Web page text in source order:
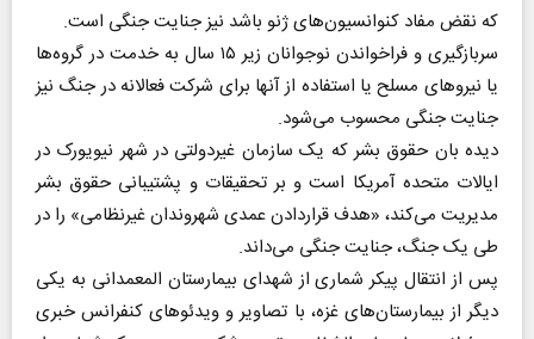
که نقض مفاد کنوانسیون‌های ژنو باشد نیز جنایت جنگی است.
سربازگیری و فراخواندن نوجوانان زیر ۱۵ سال به خدمت در گروه‌ها
یا نیروهای مسلح یا استفاده از آنها برای شرکت فعالانه در جنگ نیز
جنایت جنگی محسوب می‌شود.
دیده بان حقوق بشر که یک سازمان غیردولتی در شهر نیویورک در
ایالات متحده آمریکا است و بر تحقیقات و پشتیبانی حقوق بشر
مدیریت می‌کند، «هدف قراردادن عمدی شهروندان غیرنظامی» را در
طی یک جنگ، جنایت جنگی می‌داند.
پس از انتقال پیکر شماری از شهدای بیمارستان المعمدانی به یکی
دیگر از بیمارستان‌های غزه، با تصاویر و ویدئوهای کنفرانس خبری